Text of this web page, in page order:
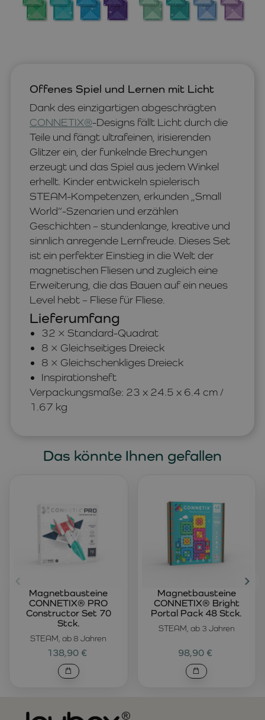
Offenes Spiel und Lernen mit Licht
Dank des einzigartigen abgeschrägten
CONNETIX®-Designs fällt Licht durch die
Teile und fängt ultrafeinen, irisierenden
Glitzer ein, der funkelnde Brechungen
erzeugt und das Spiel aus jedem Winkel
erhellt. Kinder entwickeln spielerisch
STEAM-Kompetenzen, erkunden „Small
World“-Szenarien und erzählen
Geschichten – stundenlange, kreative und
sinnlich anregende Lernfreude. Dieses Set
ist ein perfekter Einstieg in die Welt der
magnetischen Fliesen und zugleich eine
Erweiterung, die das Bauen auf ein neues
Level hebt – Fliese für Fliese.
Lieferumfang
32 × Standard-Quadrat
8 × Gleichseitiges Dreieck
8 × Gleichschenkliges Dreieck
Inspirationsheft
Verpackungsmaße: 23 x 24.5 x 6.4 cm /
1.67 kg
Das könnte Ihnen gefallen
STEAM, ab 8 Jahren
Magnetbausteine
CONNETIX® PRO
Constructor Set 70
Stck.
138,90 €
STEAM, ab 3 Jahren
Magnetbausteine
CONNETIX® Bright
Portal Pack 48 Stck.
98,90 €